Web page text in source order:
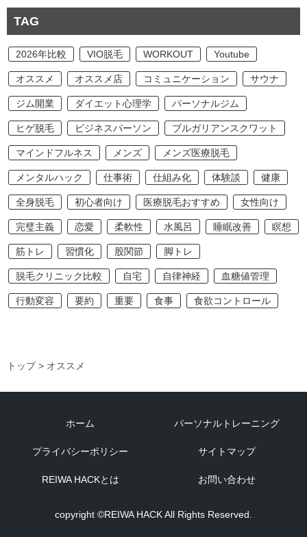
TAG
2026年比較 VIO脱毛 WORKOUT Youtube
オススメ オススメ店 コミュニケーション サウナ
ジム開業 ダイエット心理学 パーソナルジム
ヒゲ脱毛 ビジネスパーソン ブルガリアンスクワット
マインドフルネス メンズ メンズ医療脱毛
メンタルハック 仕事術 仕組み化 体験談 健康
全身脱毛 初心者向け 医療脱毛おすすめ 女性向け
完璧主義 恋愛 柔軟性 水風呂 睡眠改善 瞑想
筋トレ 習慣化 股関節 脚トレ
脱毛クリニック比較 自宅 自律神経 血糖値管理
行動変容 要約 重要 食事 食欲コントロール
トップ> オススメ
ホーム パーソナルトレーニング
プライバシーポリシー サイトマップ
REIWA HACKとは お問い合わせ
copyright ©REIWA HACK All Rights Reserved.